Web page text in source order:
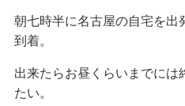
朝七時半に名古屋の自宅を出
到着。
出来たらお昼くらいまでには
たい。